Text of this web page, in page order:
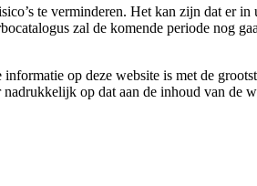
te verminderen. Het kan zijn dat er
zal de komende periode nog
op deze website is met de
op dat aan de inhoud van de